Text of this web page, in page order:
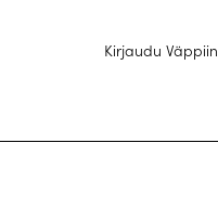
Kirjaudu Väppiin